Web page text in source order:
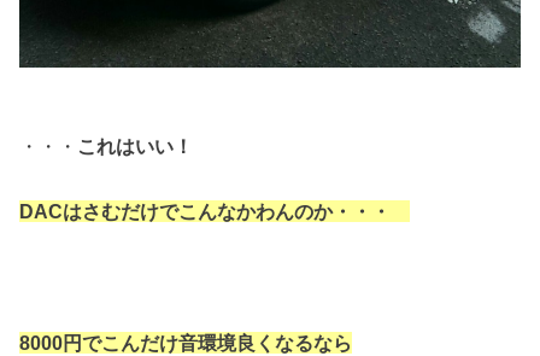
・・・ これはいい！
DACはさむだけでこんなかわんのか・・・
8000円でこんだけ音環境良くなるなら